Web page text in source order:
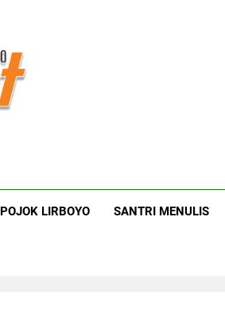
POJOK LIRBOYO SANTRI MENULIS